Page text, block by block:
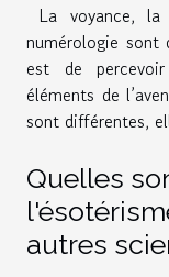
La voyance,
numérologie sont
est de
éléments de
sont différentes,
Quelles
autres